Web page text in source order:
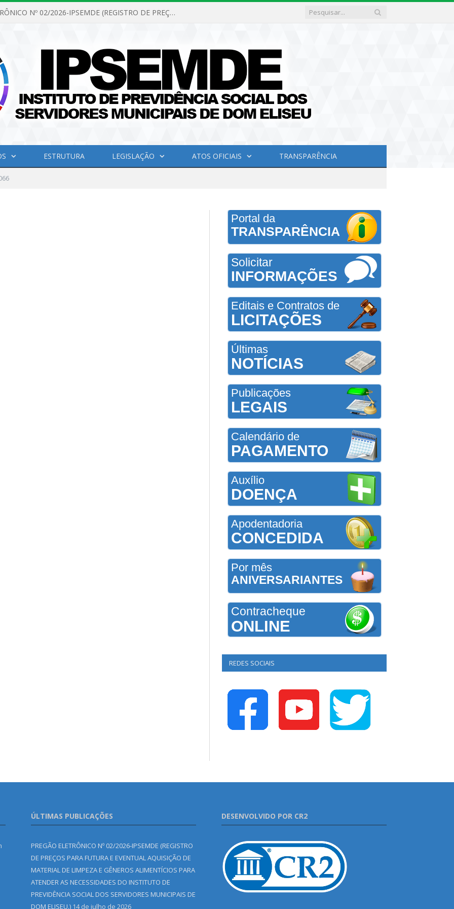
PREGÃO ELETRÔNICO Nº 02/2026-IPSEMDE (REGISTRO DE PREÇOS PARA FUTURA E EVENTUAL AQUISIÇÃO DE MATERIAL DE LIMPEZA E GÊNEROS ALIMENTÍCIOS PARA ATENDER AS NECESSIDADES DO INSTITUTO DE PREVIDÊNCIA SOCIAL DOS SERVIDORES MUNICIPAIS DE DOM ELISEU.)
ESTRUTURA LEGISLAÇÃO ATOS OFICIAIS TRANSPARÊNCIA
Portal da
TRANSPARÊNCIA
Solicitar
INFORMAÇÕES
Editais e Contratos de
LICITAÇÕES
Últimas
NOTÍCIAS
Publicações
LEGAIS
Calendário de
PAGAMENTO
Auxílio
DOENÇA
Apodentadoria
CONCEDIDA
Por mês
ANIVERSARIANTES
Contracheque
ONLINE
REDES SOCIAIS
ÚLTIMAS PUBLICAÇÕES
PREGÃO ELETRÔNICO Nº 02/2026-IPSEMDE (REGISTRO
DE PREÇOS PARA FUTURA E EVENTUAL AQUISIÇÃO DE
MATERIAL DE LIMPEZA E GÊNEROS ALIMENTÍCIOS PARA
ATENDER AS NECESSIDADES DO INSTITUTO DE
PREVIDÊNCIA SOCIAL DOS SERVIDORES MUNICIPAIS DE
DOM ELISEU.) 14 de julho de 2026
DESENVOLVIDO POR CR2